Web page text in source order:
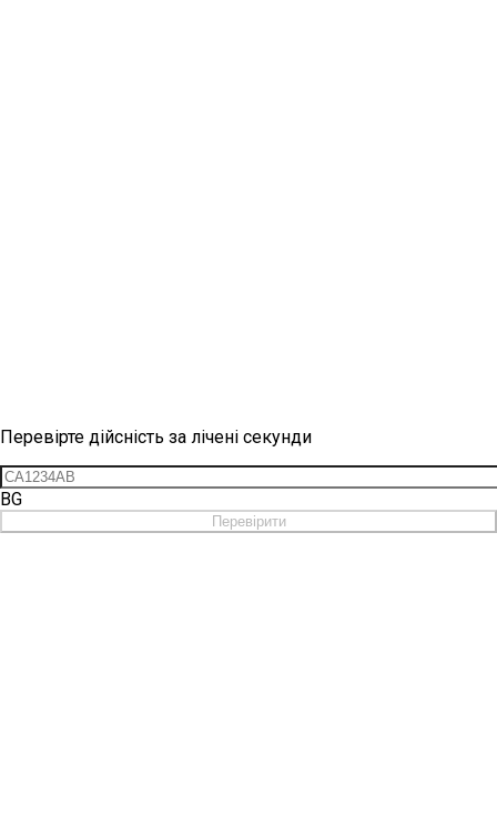
Перевірте дійсність за лічені секунди
BG
Перевірити